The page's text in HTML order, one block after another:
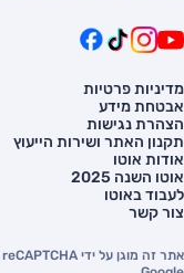
מדיניות פרטיות
אבטחת מידע
הצהרת נגישות
תקנון האתר ושירות הייעוץ
אודות אוטו
אוטו השנה 2025
לעבוד באוטו
צור קשר